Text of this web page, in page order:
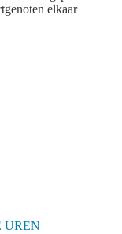
elkaar
UREN